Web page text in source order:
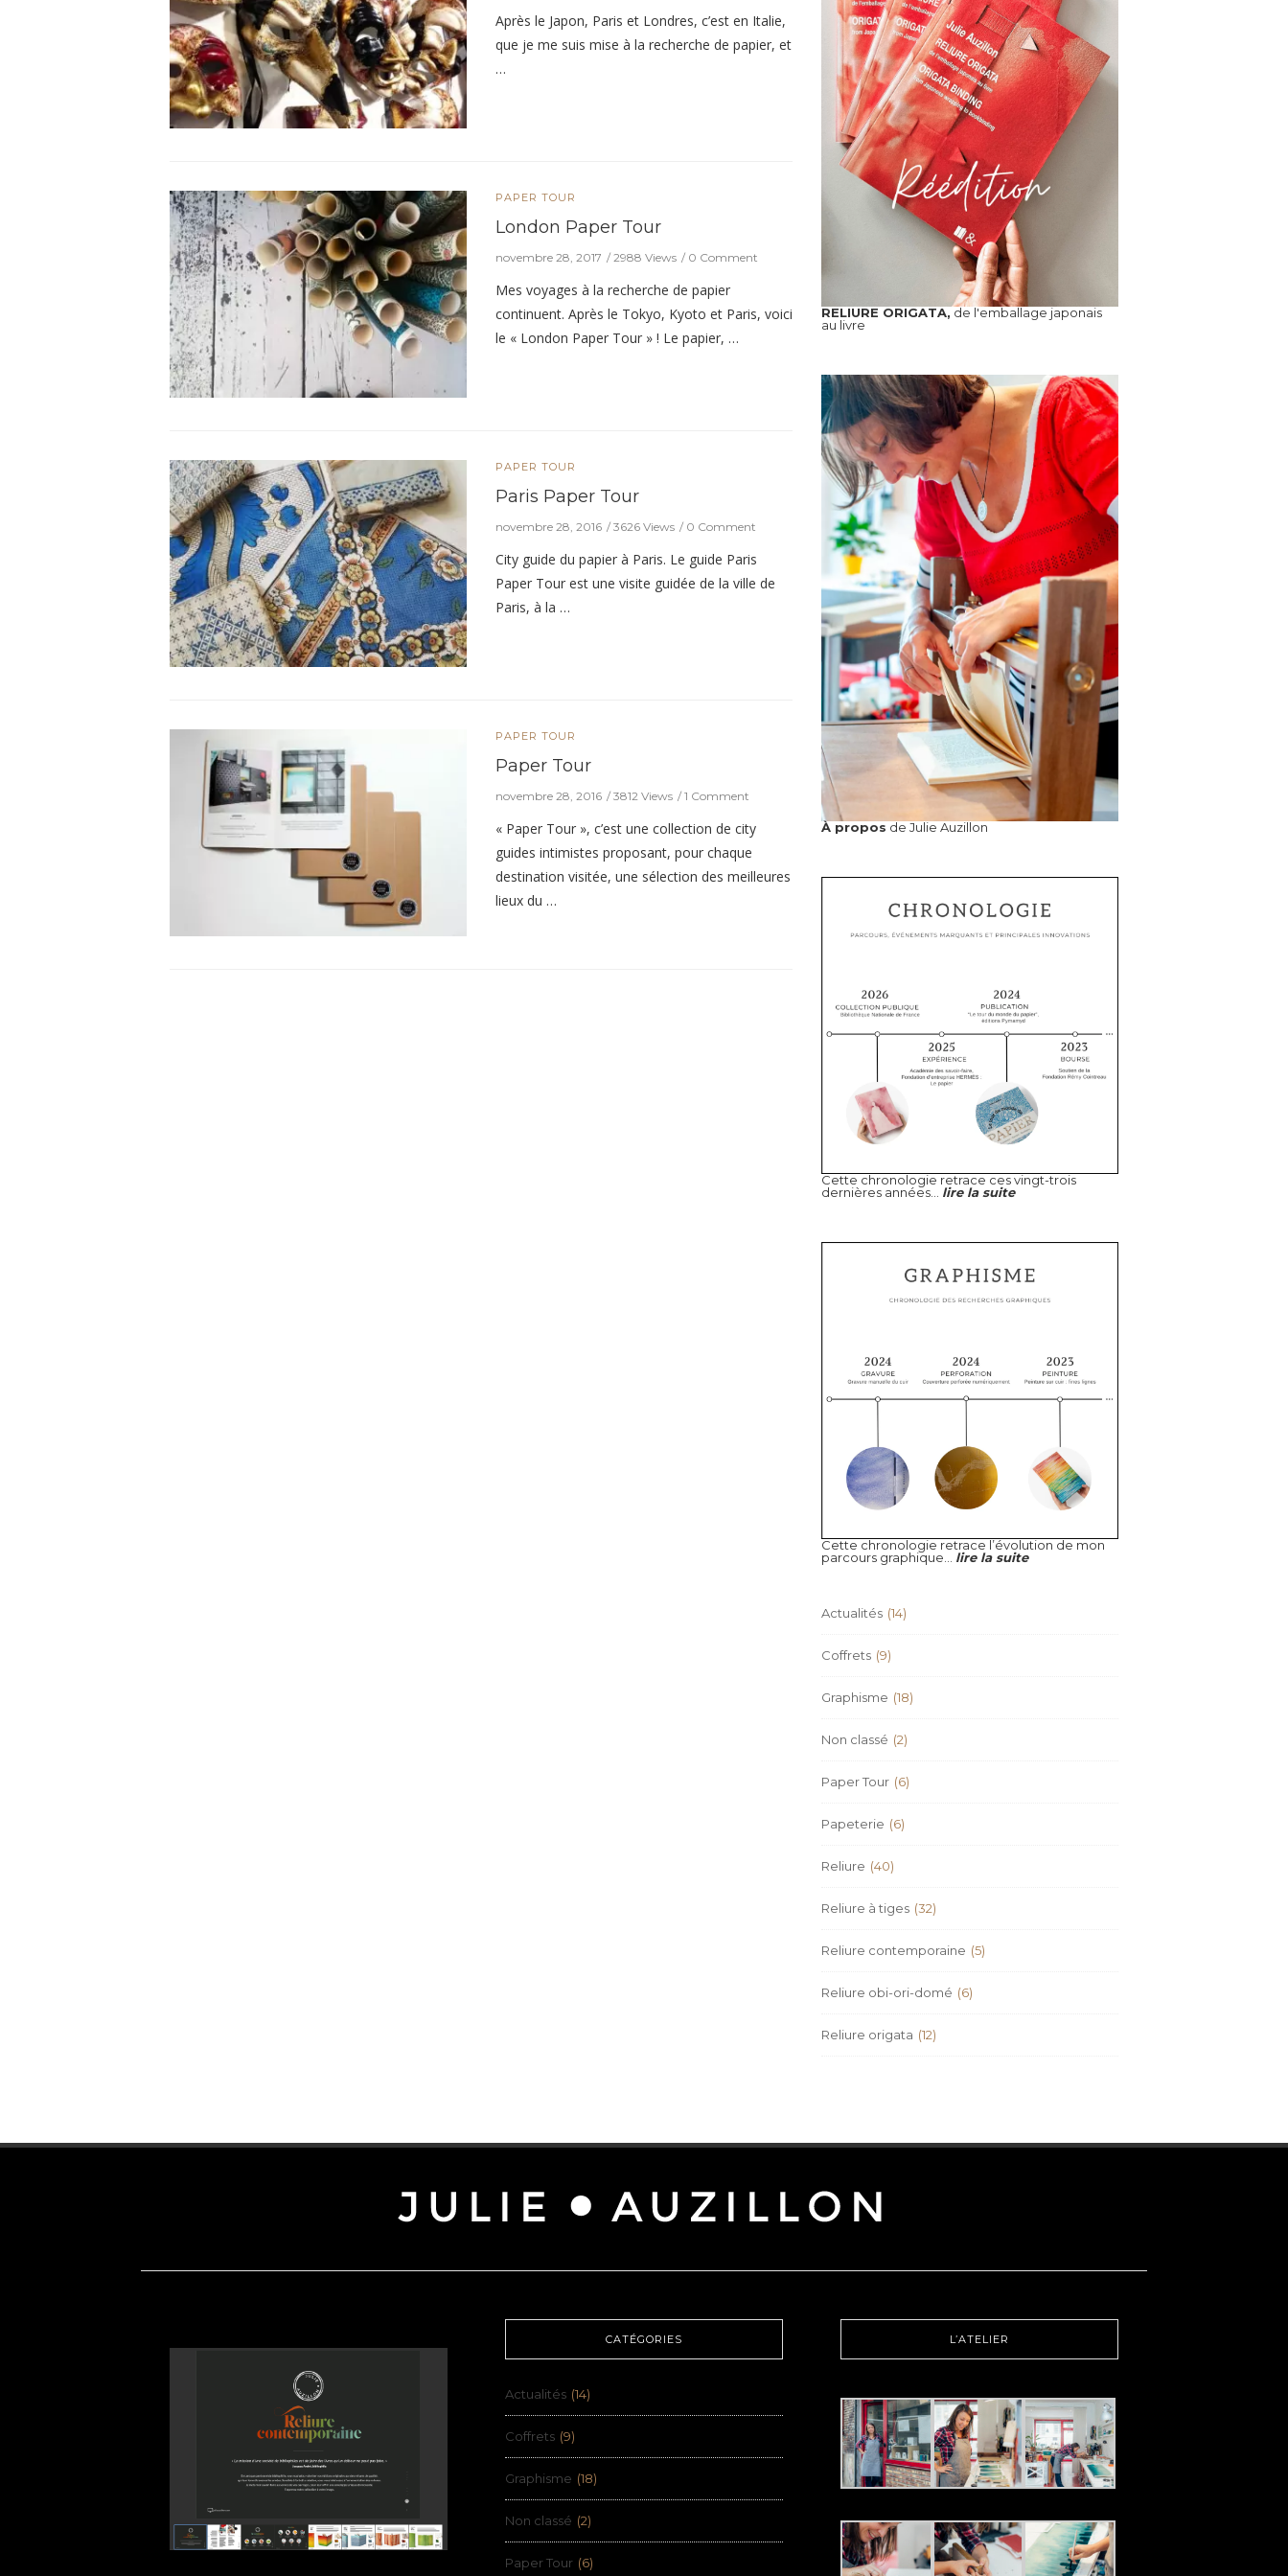
Après le Japon, Paris et Londres, c’est en Italie,
que je me suis mise à la recherche de papier, et
…
PAPER TOUR
London Paper Tour
novembre 28, 2017 2988 Views 0 Comment
Mes voyages à la recherche de papier
continuent. Après le Tokyo, Kyoto et Paris, voici
le « London Paper Tour » ! Le papier, …
PAPER TOUR
Paris Paper Tour
novembre 28, 2016 3626 Views 0 Comment
City guide du papier à Paris. Le guide Paris
Paper Tour est une visite guidée de la ville de
Paris, à la …
PAPER TOUR
Paper Tour
novembre 28, 2016 3812 Views 1 Comment
« Paper Tour », c’est une collection de city
guides intimistes proposant, pour chaque
destination visitée, une sélection des meilleures
lieux du …
RELIURE ORIGATA,de l'emballage japonais
au livre
À propos de Julie Auzillon
Cette chronologie retrace ces vingt-trois
dernières années... lire la suite
Cette chronologie retrace l’évolution de mon
parcours graphique... lire la suite
Actualités (14)
Coffrets (9)
Graphisme (18)
Non classé (2)
Paper Tour (6)
Papeterie (6)
Reliure (40)
Reliure à tiges (32)
Reliure contemporaine (5)
Reliure obi-ori-domé (6)
Reliure origata (12)
CATÉGORIES
Actualités (14)
Coffrets (9)
Graphisme (18)
Non classé (2)
Paper Tour (6)
L’ATELIER